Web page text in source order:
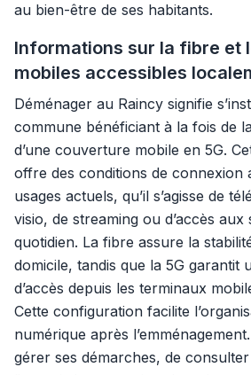
au bien-être de ses habitants.
Informations sur la fibre et
mobiles accessibles
Déménager au Raincy signifie
commune bénéficiant à la fois de
d’une couverture mobile en 5G.
offre des conditions de connexion
usages actuels, qu’il s’agisse de
visio, de streaming ou d’accès
quotidien. La fibre assure la
domicile, tandis que la 5G garantit
d’accès depuis les terminaux
Cette configuration facilite
numérique après
gérer ses démarches, de